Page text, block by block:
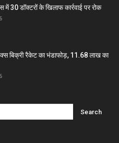
Limited
Pvt. Ltd.
में 30 डॉक्टरों के खिलाफ कार्रवाई पर रोक
बिक्री रैकेट का भंडाफोड़, 11.68 लाख का